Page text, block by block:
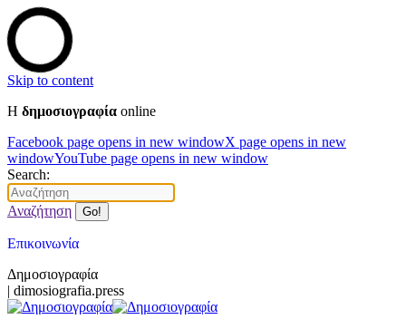
Skip to content
Η δημοσιογραφία online
Facebook page opens in new windowX page opens in new
windowYouTube page opens in new window
Search:
Αναζήτηση
Επικοινωνία
Δημοσιογραφία
| dimosiografia.press